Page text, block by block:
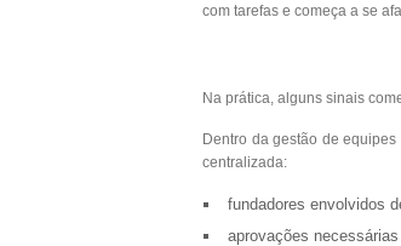
com tarefas e começa a se
Na prática, alguns sinais
Dentro da gestão de
centralizada:
fundadores envolvidos
aprovações